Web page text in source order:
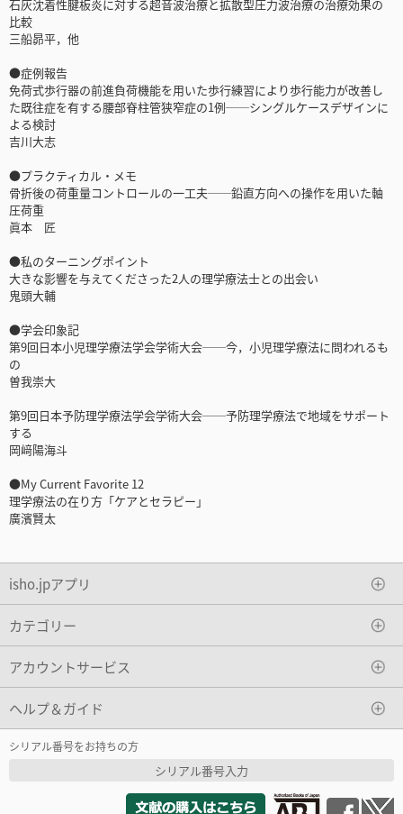
石灰沈着性腱板炎に対する超音波治療と拡散型圧力波治療の治療効果の
比較
三船昴平，他
●症例報告
免荷式歩行器の前進負荷機能を用いた歩行練習により歩行能力が改善し
た既往症を有する腰部脊柱管狭窄症の1例──シングルケースデザインに
よる検討
吉川大志
●プラクティカル・メモ
骨折後の荷重量コントロールの一工夫──鉛直方向への操作を用いた軸
圧荷重
眞本 匠
●私のターニングポイント
大きな影響を与えてくださった2人の理学療法士との出会い
鬼頭大輔
●学会印象記
第9回日本小児理学療法学会学術大会──今，小児理学療法に問われるも
の
曽我崇大
第9回日本予防理学療法学会学術大会──予防理学療法で地域をサポート
する
岡﨑陽海斗
●My Current Favorite 12
理学療法の在り方「ケアとセラピー」
廣濱賢太
isho.jpアプリ
カテゴリー
アカウントサービス
ヘルプ＆ガイド
シリアル番号をお持ちの方
シリアル番号入力